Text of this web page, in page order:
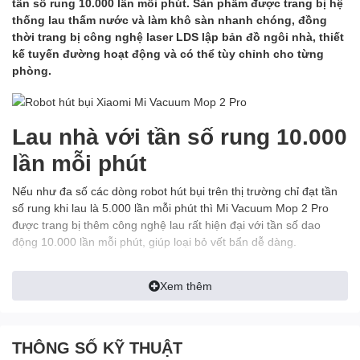
tần số rung 10.000 lần mỗi phút. Sản phẩm được trang bị hệ
thống lau thấm nước và làm khô sàn nhanh chóng, đồng
thời trang bị công nghệ laser LDS lập bản đồ ngôi nhà, thiết
kế tuyến đường hoạt động và có thể tùy chỉnh cho từng
phòng.
Lau nhà với tần số rung 10.000
lần mỗi phút
Nếu như đa số các dòng robot hút bụi trên thị trường chỉ đạt tần
số rung khi lau là 5.000 lần mỗi phút thì Mi Vacuum Mop 2 Pro
được trang bị thêm công nghệ lau rất hiện đại với tần số dao
động 10.000 lần mỗi phút, giúp loại bỏ vết bẩn dễ dàng.
Sản phẩm có thể chạy khắp mặt sàng mà không bỏ qua một chi
tiết nhỏ nào. Đây là cỗ máy được thiết kế để vận hành tương
thích với mọi loạt mặt sàn và có thể loại bỏ những vấn đề cứng
Xem thêm
THÔNG SỐ KỸ THUẬT